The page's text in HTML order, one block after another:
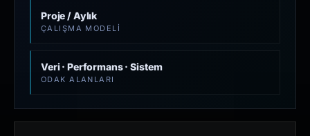
Proje / Aylık
ÇALIŞMA MODELI
Veri · Performans · Sistem
ODAK ALANLARI